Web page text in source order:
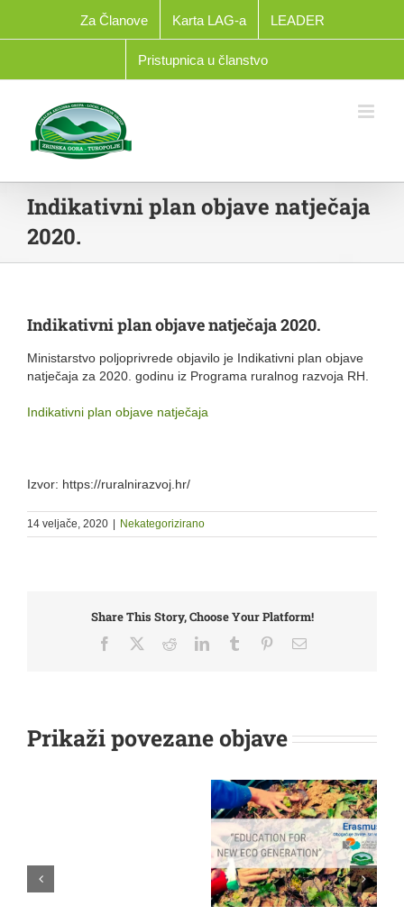
content
Za Članove Karta LAG-a LEADER
Pristupnica u članstvo
Indikativni plan objave natječaja
2020.
Indikativni plan objave natječaja 2020.
Ministarstvo poljoprivrede objavilo je Indikativni plan objave
natječaja za 2020. godinu iz Programa ruralnog razvoja RH.
Indikativni plan objave natječaja
Izvor: https://ruralnirazvoj.hr/
14 veljače, 2020 | Nekategorizirano
Share This Story, Choose Your Platform!
Facebook RedditLinkedInTumblr PinterestEmail:
Prikaži povezane objave